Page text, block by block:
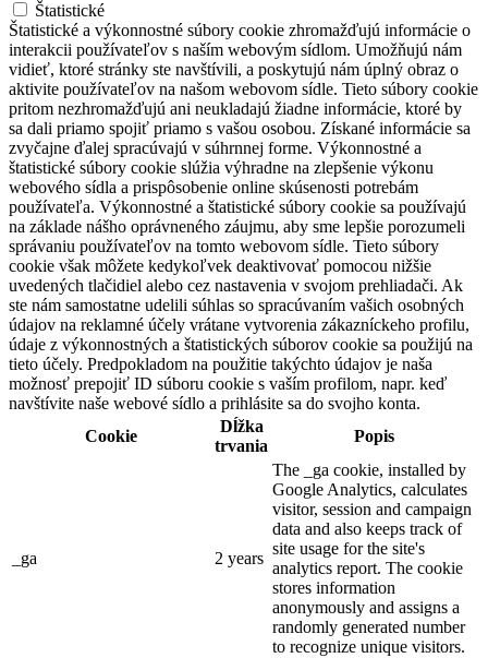
Štatistické
Štatistické a výkonnostné súbory cookie zhromažďujú informácie o
interakcii používateľov s naším webovým sídlom. Umožňujú nám
vidieť, ktoré stránky ste navštívili, a poskytujú nám úplný obraz o
aktivite používateľov na našom webovom sídle. Tieto súbory cookie
pritom nezhromažďujú ani neukladajú žiadne informácie, ktoré by
sa dali priamo spojiť priamo s vašou osobou. Získané informácie sa
zvyčajne ďalej spracúvajú v súhrnnej forme. Výkonnostné a
štatistické súbory cookie slúžia výhradne na zlepšenie výkonu
webového sídla a prispôsobenie online skúsenosti potrebám
používateľa. Výkonnostné a štatistické súbory cookie sa používajú
na základe nášho oprávneného záujmu, aby sme lepšie porozumeli
správaniu používateľov na tomto webovom sídle. Tieto súbory
cookie však môžete kedykoľvek deaktivovať pomocou nižšie
uvedených tlačidiel alebo cez nastavenia v svojom prehliadači. Ak
ste nám samostatne udelili súhlas so spracúvaním vašich osobných
údajov na reklamné účely vrátane vytvorenia zákazníckeho profilu,
údaje z výkonnostných a štatistických súborov cookie sa použijú na
tieto účely. Predpokladom na použitie takýchto údajov je naša
možnosť prepojiť ID súboru cookie s vaším profilom, napr. keď
navštívite naše webové sídlo a prihlásite sa do svojho konta.
Cookie
Dĺžka
trvania
Popis
_ga 2 years
The _ga cookie, installed by
Google Analytics, calculates
visitor, session and campaign
data and also keeps track of
site usage for the site's
analytics report. The cookie
stores information
anonymously and assigns a
randomly generated number
to recognize unique visitors.